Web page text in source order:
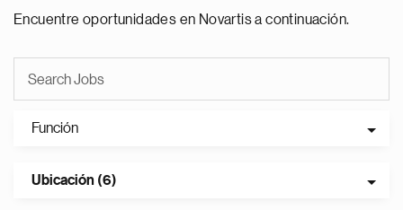
Encuentre oportunidades en Novartis a continuación.
Función
Ubicación (6)